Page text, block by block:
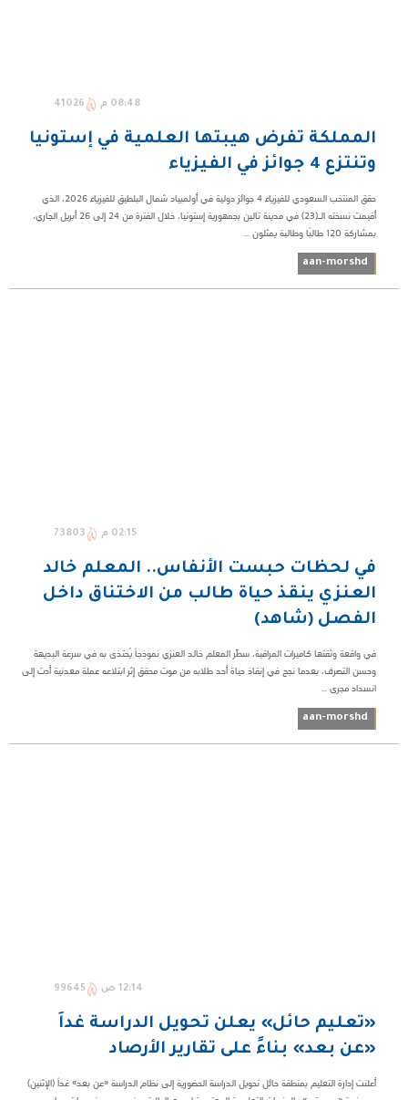
08:48 م 41026
المملكة تفرض هيبتها العلمية في إستونيا
وتنتزع 4 جوائز في الفيزياء
حقق المنتخب السعودي للفيزياء 4 جوائز دولية في أولمبياد شمال البلطيق للفيزياء 2026، الذي
أقيمت نسخته الـ(23) في مدينة تالين بجمهورية إستونيا، خلال الفترة من 24 إلى 26 أبريل الجاري،
بمشاركة 120 طالبًا وطالبة يمثلون ...
aan-morshd
02:15 م 73803
في لحظات حبست الأنفاس.. المعلم خالد
العنزي ينقذ حياة طالب من الاختناق داخل
الفصل (شاهد)
في واقعة وثقتها كاميرات المراقبة، سطّر المعلم خالد العنزي نموذجاً يُحتذى به في سرعة البديهة
وحسن التصرف، بعدما نجح في إنقاذ حياة أحد طلابه من موت محقق إثر ابتلاعه عملة معدنية أدت إلى
انسداد مجرى ...
aan-morshd
12:14 ص 99645
«تعليم حائل» يعلن تحويل الدراسة غداً
«عن بعد» بناءً على تقارير الأرصاد
أعلنت إدارة التعليم بمنطقة حائل تحويل الدراسة الحضورية إلى نظام الدراسة «عن بعد» غداً (الإثنين)